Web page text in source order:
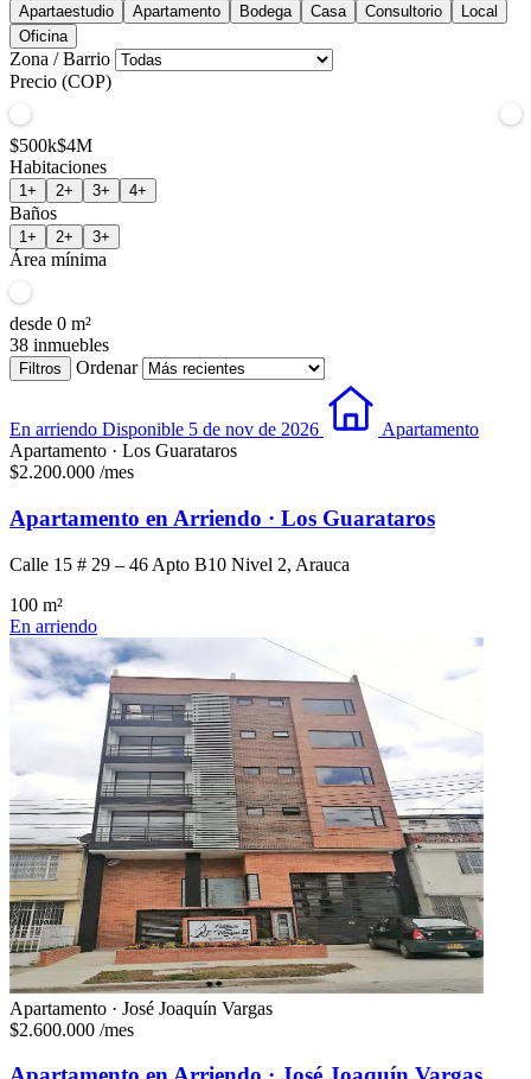
Apartaestudio Apartamento Bodega Casa Consultorio
Local
Oficina
Zona / Barrio
Precio (COP)
$500k$4M
Habitaciones
1+ 2+ 3+ 4+
Baños
1+ 2+ 3+
Área mínima
desde 0 m²
38 inmuebles
Filtros Ordenar
En arriendo Disponible 5 de nov de 2026
Apartamento
Apartamento · Los Guarataros
$2.200.000 /mes
Apartamento en Arriendo · Los Guarataros
Calle 15 # 29 – 46 Apto B10 Nivel 2, Arauca
100 m²
En arriendo
Apartamento · José Joaquín Vargas
$2.600.000 /mes